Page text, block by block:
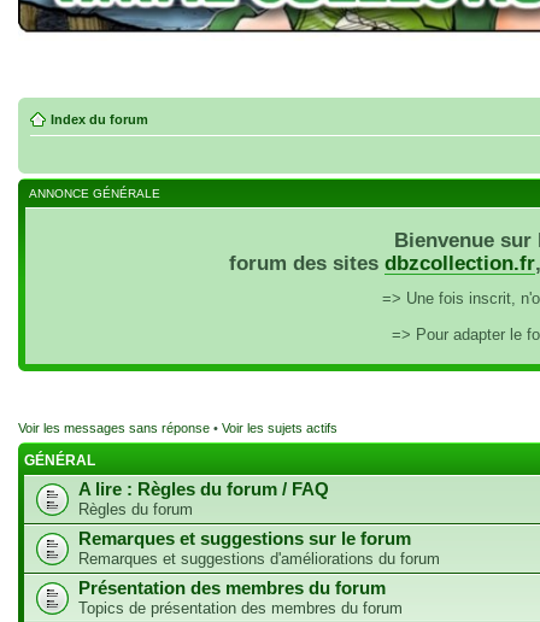
Index du forum
ANNONCE GÉNÉRALE
Bienvenue
forum des sites dbzcollection.fr
=> Une fois inscrit,
=> Pour adapter le
Voir les messages sans réponse • Voir les sujets actifs
GÉNÉRAL
A lire : Règles du forum / FAQ
Règles du forum
Remarques et suggestions sur le forum
Remarques et suggestions d'améliorations du forum
Présentation des membres du forum
Topics de présentation des membres du forum